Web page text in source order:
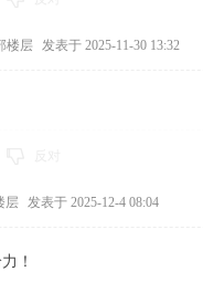
楼层 发表于 2025-11-30 13:32
层 发表于 2025-12-4 08:04
！